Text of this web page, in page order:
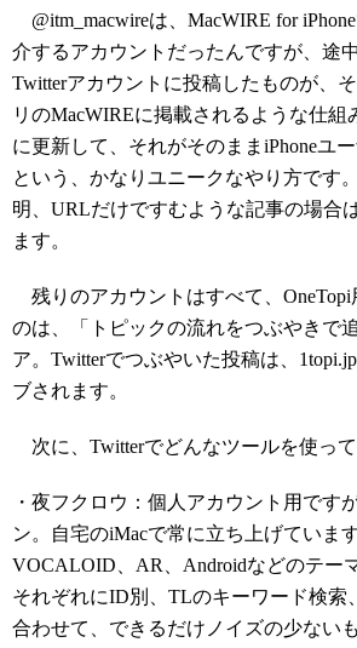
@itm_macwireは、MacWIRE for
介するアカウントだったんですが、途
Twitterアカウントに投稿したものが、
リのMacWIREに掲載されるような仕組
に更新して、それがそのままiPhoneユ
という、かなりユニークなやり方です
明、URLだけですむような記事の場合
ます。
残りのアカウントはすべて、OneTopi
のは、「トピックの流れをつぶやきで
ア。Twitterでつぶやいた投稿は、
ブされます。
次に、Twitterでどんなツールを使って
・夜フクロウ：個人アカウント用です
ン。自宅のiMacで常に立ち上げています
VOCALOID、AR、Androidなどのテー
それぞれにID別、TLのキーワード検索
合わせて、できるだけノイズの少ない